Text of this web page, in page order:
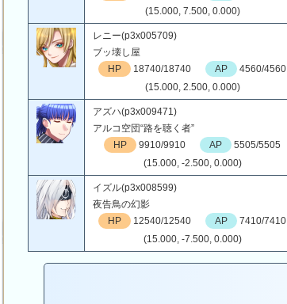
(15.000, 7.500, 0.000)
レニー(p3x005709)
ブッ壊し屋
HP
18740/18740 AP
4560/4560
(15.000, 2.500, 0.000)
アズハ(p3x009471)
アルコ空団“路を聴く者”
HP
9910/9910 AP
5505/5505
(15.000, -2.500, 0.000)
イズル(p3x008599)
夜告鳥の幻影
HP
12540/12540 AP
7410/7410
(15.000, -7.500, 0.000)